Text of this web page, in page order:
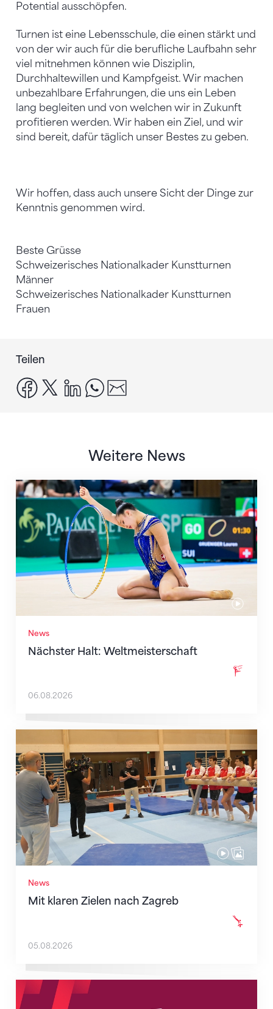
Potential ausschöpfen.
Turnen ist eine Lebensschule, die einen stärkt und
von der wir auch für die berufliche Laufbahn sehr
viel mitnehmen können wie Disziplin,
Durchhaltewillen und Kampfgeist. Wir machen
unbezahlbare Erfahrungen, die uns ein Leben
lang begleiten und von welchen wir in Zukunft
profitieren werden. Wir haben ein Ziel, und wir
sind bereit, dafür täglich unser Bestes zu geben.
Wir hoffen, dass auch unsere Sicht der Dinge zur
Kenntnis genommen wird.
Beste Grüsse
Schweizerisches Nationalkader Kunstturnen
Männer
Schweizerisches Nationalkader Kunstturnen
Frauen
Teilen
facebook
x linkedinwhatsapp
Weitere News
News
Nächster Halt: Weltmeisterschaft
Nächster Halt: Weltmeisterschaft
06.08.2026
News
Mit klaren Zielen nach Zagreb
Mit klaren Zielen nach Zagreb
05.08.2026
Neue Empfangszeiten ab 1. August 2026